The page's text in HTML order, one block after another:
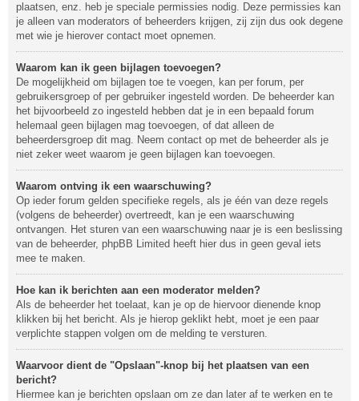
plaatsen, enz. heb je speciale permissies nodig. Deze permissies kan
je alleen van moderators of beheerders krijgen, zij zijn dus ook degene
met wie je hierover contact moet opnemen.
Waarom kan ik geen bijlagen toevoegen?
De mogelijkheid om bijlagen toe te voegen, kan per forum, per
gebruikersgroep of per gebruiker ingesteld worden. De beheerder kan
het bijvoorbeeld zo ingesteld hebben dat je in een bepaald forum
helemaal geen bijlagen mag toevoegen, of dat alleen de
beheerdersgroep dit mag. Neem contact op met de beheerder als je
niet zeker weet waarom je geen bijlagen kan toevoegen.
Waarom ontving ik een waarschuwing?
Op ieder forum gelden specifieke regels, als je één van deze regels
(volgens de beheerder) overtreedt, kan je een waarschuwing
ontvangen. Het sturen van een waarschuwing naar je is een beslissing
van de beheerder, phpBB Limited heeft hier dus in geen geval iets
mee te maken.
Hoe kan ik berichten aan een moderator melden?
Als de beheerder het toelaat, kan je op de hiervoor dienende knop
klikken bij het bericht. Als je hierop geklikt hebt, moet je een paar
verplichte stappen volgen om de melding te versturen.
Waarvoor dient de "Opslaan"-knop bij het plaatsen van een
bericht?
Hiermee kan je berichten opslaan om ze dan later af te werken en te